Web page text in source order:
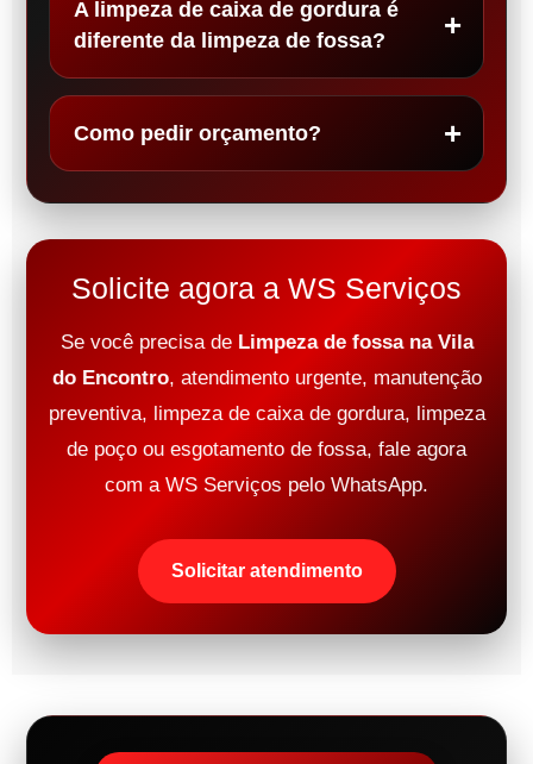
A limpeza de caixa de gordura é
diferente da limpeza de fossa?
Como pedir orçamento?
Solicite agora a WS Serviços
Se você precisa de Limpeza de fossa na Vila
do Encontro, atendimento urgente, manutenção
preventiva, limpeza de caixa de gordura, limpeza
de poço ou esgotamento de fossa, fale agora
com a WS Serviços pelo WhatsApp.
Solicitar atendimento